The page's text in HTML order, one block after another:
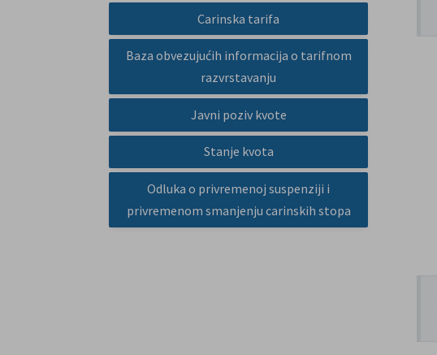
Carinska tarifa
Baza obvezujućih informacija o tarifnom
razvrstavanju
Javni poziv kvote
Stanje kvota
Odluka o privremenoj suspenziji i
privremenom smanjenju carinskih stopa